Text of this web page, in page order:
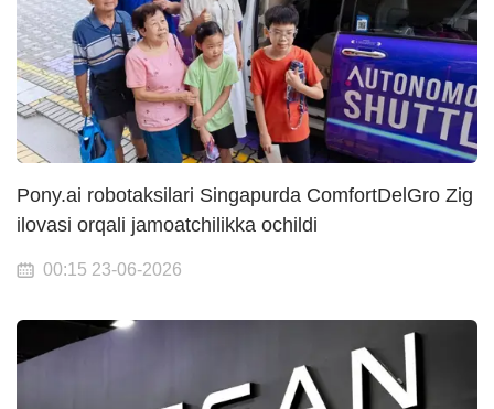
Pony.ai robotaksilari Singapurda ComfortDelGro Zig
ilovasi orqali jamoatchilikka ochildi
00:15 23-06-2026